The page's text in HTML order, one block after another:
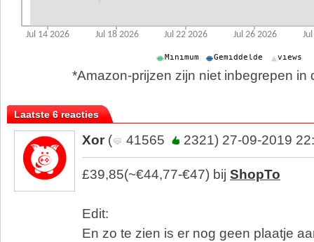
*Amazon-prijzen zijn niet inbegrepen in
Laatste 6 reacties
Xor ( 41565 2321) 27-09-2019
£39,85(~€44,77-€47) bij ShopTo
Edit:
En zo te zien is er nog geen plaatje